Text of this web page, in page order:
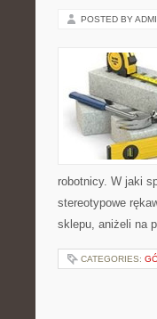
POSTED BY
robotnicy. W jaki
stereotypowe
sklepu, aniżeli na
CATEGORIES: